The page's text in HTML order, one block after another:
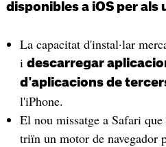
disponibles a iOS per als
La capacitat d'instal·lar
i descarregar
d'aplicacions de
l'iPhone.
El nou missatge a Safari
triïn un motor de navegador